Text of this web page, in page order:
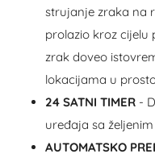
strujanje zraka na
prolazio kroz cijelu
zrak doveo
lokacijama u
24 SATNI TIMER -
uređaja sa
AUTOMATSKO